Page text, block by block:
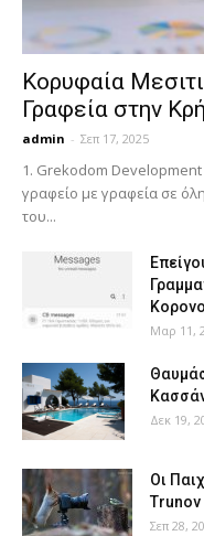
Κορυφαία
Γραφεία στην
admin - Σεπ 17, 2025
1. Grekodom Development
γραφείο με γραφεία σε
του...
Μαρ 11,
Δεκ 19,
Οι
Trunov
Σεπ 28,